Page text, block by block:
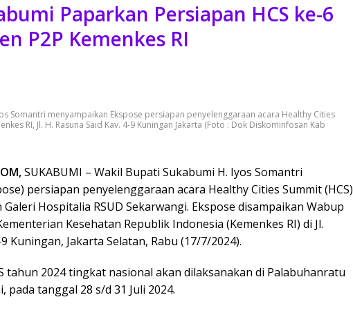
Paparkan Persiapan HCS ke-6
P2P Kemenkes RI
Somantri menyampaikan Ekspose persiapan penyelenggaraan acara Healthy Cities
RI, Jl. H. Rasuna Said Kav. 4-9 Kuningan Jakarta (Foto : Dok Diskominfosan Kab
SUKABUMI – Wakil Bupati Sukabumi H. Iyos Somantri
persiapan penyelenggaraan acara Healthy Cities Summit (HCS)
Hospitalia RSUD Sekarwangi. Ekspose disampaikan Wabup
Kesehatan Republik Indonesia (Kemenkes RI) di Jl.
9 Kuningan, Jakarta Selatan, Rabu (17/7/2024).
tahun 2024 tingkat nasional akan dilaksanakan di Palabuhanratu
pada tanggal 28 s/d 31 Juli 2024.